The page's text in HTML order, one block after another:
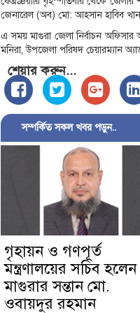
জেনারেল (অব) মো: আহসান হাবিব খান
এ সময় মাগুরা জেলা নির্বাচন অফিসার
মনিরা, উপজেলা পরিষদ চেয়ারম্যান
শেয়ার করুন...
সম্পর্কিত সকল খবর পড়ুন..
গৃহায়ন ও গণপূর্ত
মন্ত্রণালয়ের সচিব হলেন
মাগুরার সন্তান মো.
ওবায়দুর রহমান